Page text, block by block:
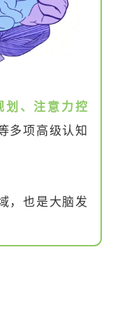
划、注意力控
多项高级认知
，也是大脑发